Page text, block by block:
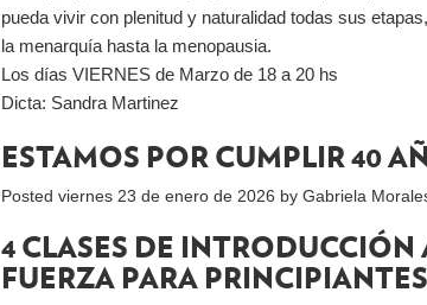
pueda vivir con plenitud y naturalidad todas sus
la menarquía hasta la menopausia.
Los días VIERNES de Marzo de 18 a 20 hs
Dicta: Sandra Martinez
ESTAMOS POR CUMPLIR 40
Posted viernes 23 de enero de 2026 by Gabriela
4 CLASES DE INTRODUCCIÓN
FUERZA PARA PRINCIPIANTES